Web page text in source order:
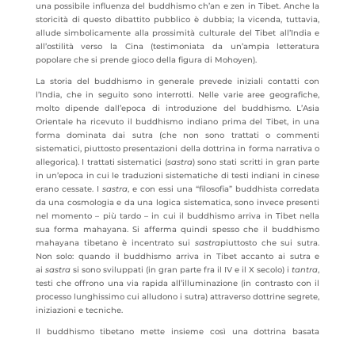
una possibile influenza del buddhismo ch’an e zen in Tibet. Anche la
storicità di questo dibattito pubblico è dubbia; la vicenda, tuttavia,
allude simbolicamente alla prossimità culturale del Tibet all’India e
all’ostilità verso la Cina (testimoniata da un’ampia letteratura
popolare che si prende gioco della figura di Mohoyen).
La storia del buddhismo in generale prevede iniziali contatti con
l’India, che in seguito sono interrotti. Nelle varie aree geografiche,
molto dipende dall’epoca di introduzione del buddhismo. L’Asia
Orientale ha ricevuto il buddhismo indiano prima del Tibet, in una
forma dominata dai sutra (che non sono trattati o commenti
sistematici, piuttosto presentazioni della dottrina in forma narrativa o
allegorica). I trattati sistematici (sastra) sono stati scritti in gran parte
in un’epoca in cui le traduzioni sistematiche di testi indiani in cinese
erano cessate. I sastra, e con essi una “filosofia” buddhista corredata
da una cosmologia e da una logica sistematica, sono invece presenti
nel momento – più tardo – in cui il buddhismo arriva in Tibet nella
sua forma mahayana. Si afferma quindi spesso che il buddhismo
mahayana tibetano è incentrato sui sastrapiuttosto che sui sutra.
Non solo: quando il buddhismo arriva in Tibet accanto ai sutra e
ai sastrasi sono sviluppati (in gran parte fra il IV e il X secolo) itantra,
testi che offrono una via rapida all’illuminazione (in contrasto con il
processo lunghissimo cui alludono i sutra) attraverso dottrine segrete,
iniziazioni e tecniche.
Il buddhismo tibetano mette insieme così una dottrina basata